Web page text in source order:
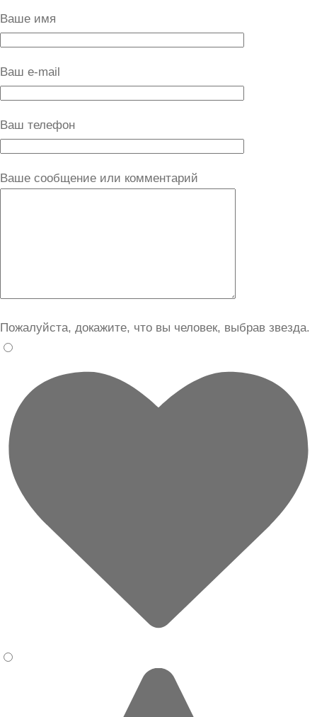
Ваше имя
Ваш e-mail
Ваш телефон
Ваше сообщение или комментарий
Пожалуйста, докажите, что вы человек, выбрав звезда.